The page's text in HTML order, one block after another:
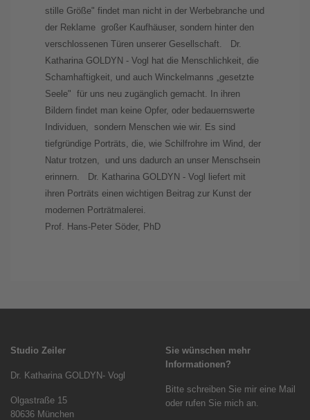
stille Größe" findet man nicht in der Werbebranche und
der Reklame großer Kaufhäuser, sondern hinter den
verschlossenen Türen unserer Gesellschaft. Dr.
Katharina GOLDYN - Vogl hat die Menschlichkeit, die
Schamhaftigkeit, und auch Winckelmanns „gesetzte
Seele" für uns neu zugänglich gemacht. In ihren
Bildern findet man keine Opfer, oder bedauernswerte
Individuen, sondern Menschen wie wir. Es sind
tiefgründige Porträts, die, wie Schilfrohre im Wind, der
Natur trotzen, und uns dadurch an unser Menschsein
erinnern. Dr. Katharina GOLDYN - Vogl liefert mit
ihren Porträts einen wichtigen Beitrag zur Kunst der
modernen Porträtmalerei.
Prof. Hans-Peter Söder, PhD
Studio Zeiler
Dr. Katharina GOLDYN- Vogl
Olgastraße 15
80636 München
Sie wünschen mehr
Informationen?
Bitte schreiben Sie mir eine Mail
oder rufen Sie mich an.